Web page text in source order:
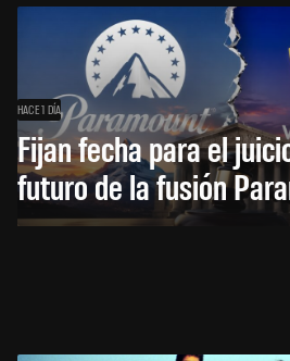
HACE 1 DÍA
Fijan fecha para el
futuro de la fusión